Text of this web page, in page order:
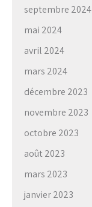
septembre 2024
mai 2024
avril 2024
mars 2024
décembre 2023
novembre 2023
octobre 2023
août 2023
mars 2023
janvier 2023